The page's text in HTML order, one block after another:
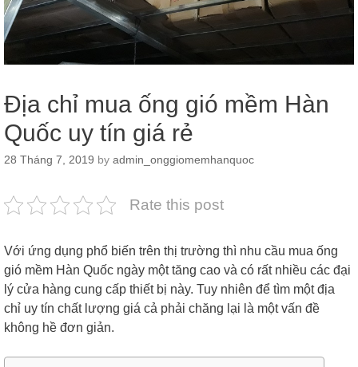
Địa chỉ mua ống gió mềm Hàn
Quốc uy tín giá rẻ
28 Tháng 7, 2019 by admin_onggiomemhanquoc
Rate this post
Với ứng dụng phổ biến trên thị trường thì nhu cầu mua ống
gió mềm Hàn Quốc ngày một tăng cao và có rất nhiều các đại
lý cửa hàng cung cấp thiết bị này. Tuy nhiên để tìm một địa
chỉ uy tín chất lượng giá cả phải chăng lại là một vấn đề
không hề đơn giản.